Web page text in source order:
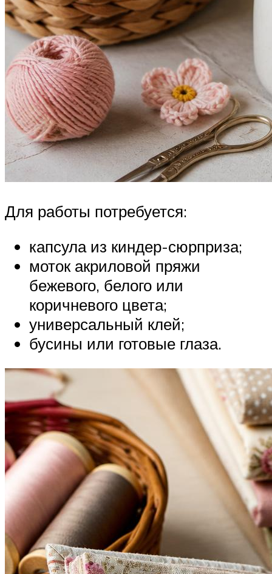
Для работы потребуется:
капсула из киндер-сюрприза;
моток акриловой пряжи
бежевого, белого или
коричневого цвета;
универсальный клей;
бусины или готовые глаза.